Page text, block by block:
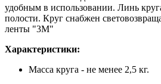
удобным в использовании. Линь
полости. Круг снабжен
ленты "3М"
Характеристики:
Масса круга - не менее 2,5 кг.